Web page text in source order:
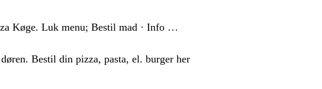
Køge. Luk menu; Bestil mad · Info …
Bestil din pizza, pasta, el. burger her